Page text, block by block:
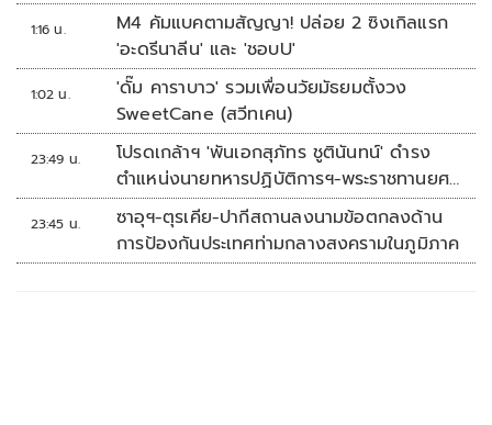
1:16 น.
M4 คัมแบคตามสัญญา! ปล่อย 2 ซิงเกิลแรก
'อะดรีนาลีน' และ 'ชอบU'
1:02 น.
'ดั๊ม คาราบาว' รวมเพื่อนวัยมัธยมตั้งวง
SweetCane (สวีทเคน)
23:49 น.
โปรดเกล้าฯ 'พันเอกสุภัทร ชูตินันทน์' ดำรง
ตำแหน่งนายทหารปฏิบัติการฯ-พระราชทานยศ
'พลตรี'
23:45 น.
ซาอุฯ-ตุรเคีย-ปากีสถานลงนามข้อตกลงด้าน
การป้องกันประเทศท่ามกลางสงครามในภูมิภาค